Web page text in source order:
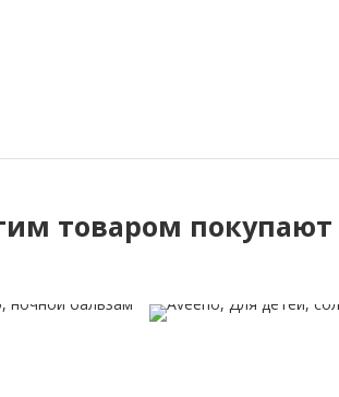
товаром покупают